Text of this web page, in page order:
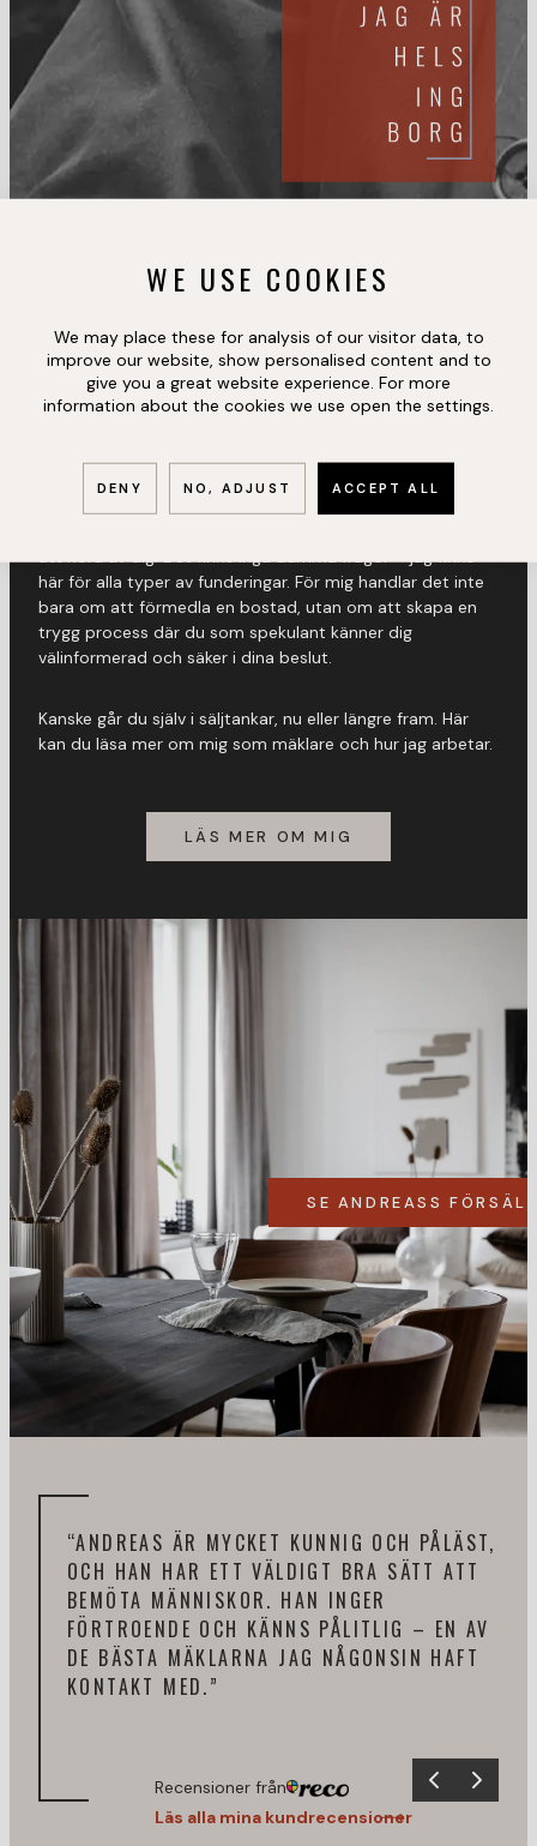
REG. FASTIGHETSMÄKLARE,
KONTORSCHEF HBG
ANDREAS SCHULTZ
att höra av dig. Det finns inga dumma frågor – jag finns
här för alla typer av funderingar. För mig handlar det inte
bara om att förmedla en bostad, utan om att skapa en
trygg process där du som spekulant känner dig
välinformerad och säker i dina beslut.
Kanske går du själv i säljtankar, nu eller längre fram. Här
kan du läsa mer om mig som mäklare och hur jag arbetar.
LÄS MER OM MIG
SE ANDREASS
“ANDREAS ÄR MYCKET KUNNIG OCH PÅLÄST,
OCH HAN HAR ETT VÄLDIGT BRA SÄTT ATT
BEMÖTA MÄNNISKOR. HAN INGER
FÖRTROENDE OCH KÄNNS PÅLITLIG – EN AV
DE BÄSTA MÄKLARNA JAG NÅGONSIN HAFT
KONTAKT MED.”
Recensioner från
Läs alla mina kundrecensioner
WE USE COOKIES
We may place these for analysis of our visitor data, to
improve our website, show personalised content and to
give you a great website experience. For more
information about the cookies we use open the settings.
DENY NO, ADJUST ACCEPT ALL